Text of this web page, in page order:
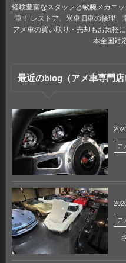
経験豊富なスタッフと敏腕メカニ
車！ レストア、米車旧車の修理、
アメ車の買い取り・売却もお気軽
本全国対
最近のblog（アメ車専門店
ア
ア